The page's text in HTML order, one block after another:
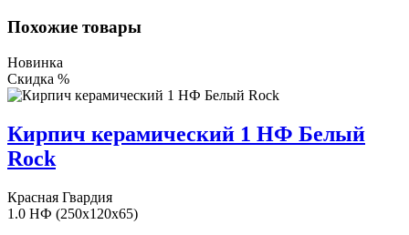
Похожие товары
Новинка
Скидка %
Кирпич керамический 1 НФ Белый
Rock
Красная Гвардия
1.0 НФ (250x120x65)